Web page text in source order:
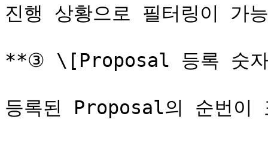
진행 상황으로 필터링이 가
**③ \[Proposal 등록 숫
등록된 Proposal의 순번이